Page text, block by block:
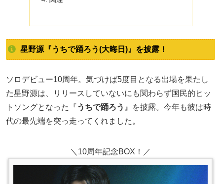
星野源『うちで踊ろう(大晦日)』を披露！
ソロデビュー10周年。気づけば5度目となる出場を果たし
た星野源は、リリースしていないにも関わらず国民的ヒッ
トソングとなった『うちで踊ろう 』を披露。今年も彼は時
代の最先端を突っ走ってくれました。
＼10周年記念BOX！／